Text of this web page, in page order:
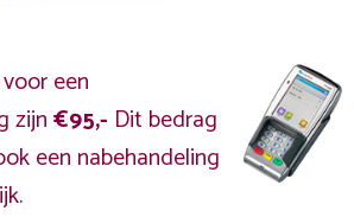
een
zijn€95,- Dit bedrag
een nabehandeling